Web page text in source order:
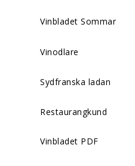
Vinbladet Sommar
Vinodlare
Sydfranska ladan
Restaurangkund
Vinbladet PDF